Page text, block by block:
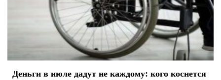
Деньги в июле дадут не каждому: кого коснется